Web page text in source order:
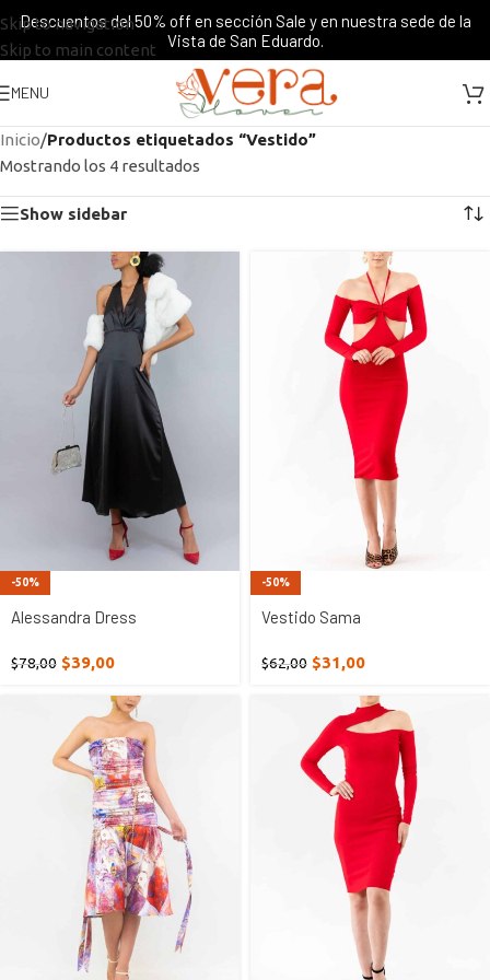
Skip to navigation
Skip to main content
Descuentos del 50% off en sección Sale y en nuestra sede de la
Vista de San Eduardo.
MENU
Inicio/Productos etiquetados “Vestido”
Mostrando los 4 resultados
Show sidebar
-50%
Alessandra Dress
$78,00 $39,00
-50%
Vestido Sama
$62,00 $31,00